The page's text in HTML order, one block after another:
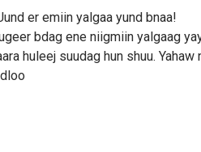
er emiin yalgaa yund bnaa!
bdag ene niigmiin yalgaag
huleej suudag hun shuu.